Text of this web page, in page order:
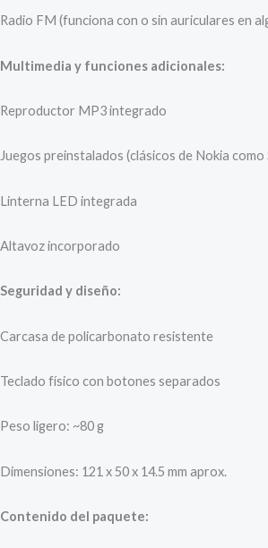
Radio FM (funciona con o sin auriculares en
Multimedia y funciones adicionales:
Reproductor MP3 integrado
Juegos preinstalados (clásicos de Nokia como
Linterna LED integrada
Altavoz incorporado
Seguridad y diseño:
Carcasa de policarbonato resistente
Teclado físico con botones separados
Peso ligero: ~80 g
Dimensiones: 121 x 50 x 14.5 mm aprox.
Contenido del paquete: